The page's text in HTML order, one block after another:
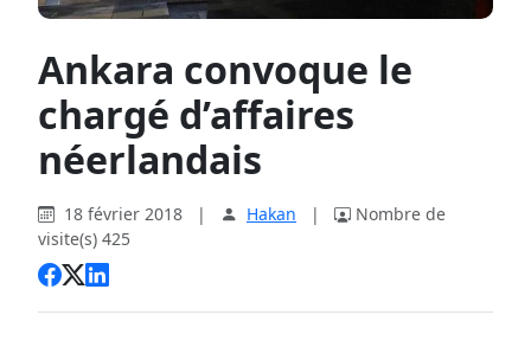
Ankara convoque le
chargé d’affaires
néerlandais
18 février 2018 | Hakan |
Nombre de
visite(s) 425